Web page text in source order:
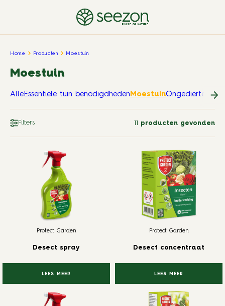
PULSE OF NATURE
Home Producten Moestuin
Moestuin
AlleEssentiële tuin benodigdhedenMoestuinOngedierte in
Filters 11 producten gevonden
Protect Garden
Desect spray
LEES MEER
Protect Garden
Desect concentraat
LEES MEER